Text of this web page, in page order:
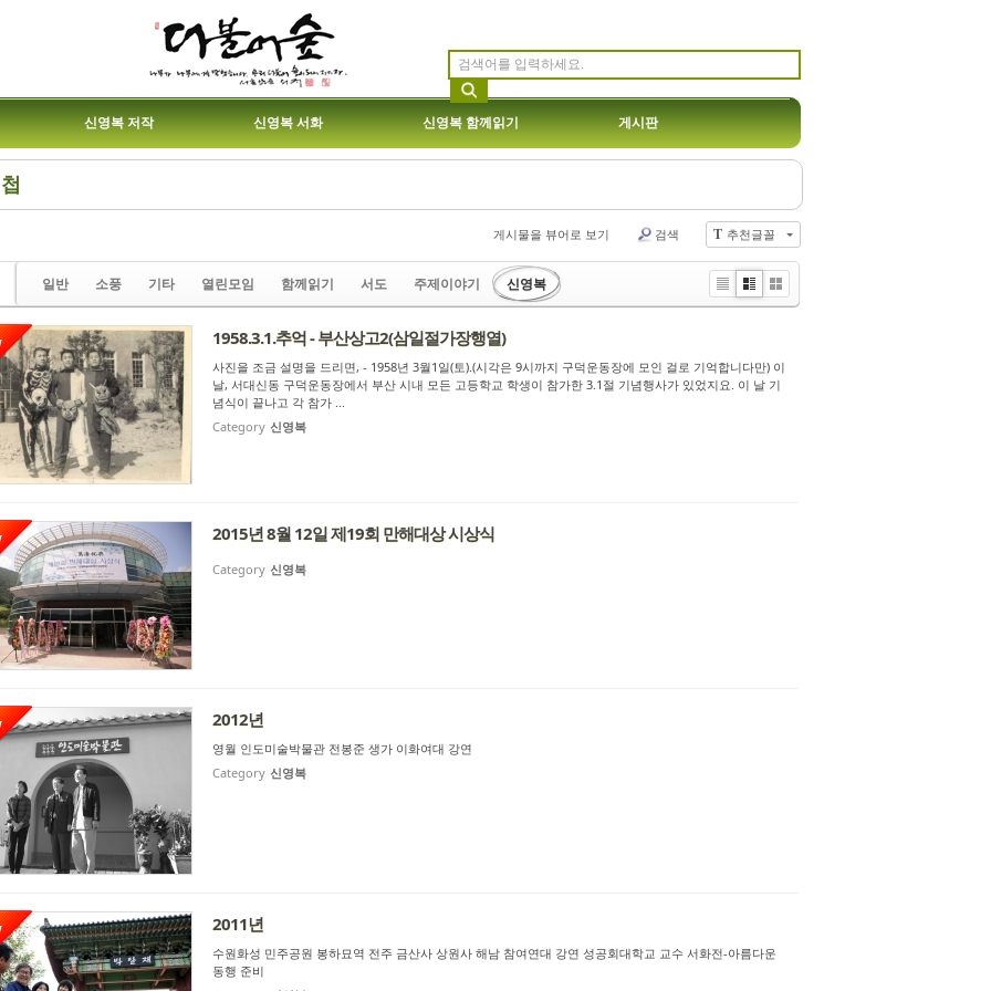
신영복 저작 신영복 서화 신영복 함께읽기 게시판
T 추천글꼴
게시물을 뷰어로 보기 검색
일반 소풍 기타 열린모임 함께읽기 서도 주제이야기
신영복
Li
Zi
G
y
1958.3.1.추억 - 부산상고2(삼일절가장행열)
사진을 조금 설명을 드리면, - 1958년 3월1일(토).(시각은 9시까지 구덕운동장에 모인 걸로 기억합니다만) 이
날, 서대신동 구덕운동장에서 부산 시내 모든 고등학교 학생이 참가한 3.1절 기념행사가 있었지요. 이 날 기
념식이 끝나고 각 참가 ...
Category 신영복
2015년 8월 12일 제19회 만해대상 시상식
Category 신영복
2012년
영월 인도미술박물관 전봉준 생가 이화여대 강연
Category 신영복
2011년
수원화성 민주공원 봉하묘역 전주 금산사 상원사 해남 참여연대 강연 성공회대학교 교수 서화전-아름다운
동행 준비
스케치북5
스케치북5
스케치북5
스케치북5